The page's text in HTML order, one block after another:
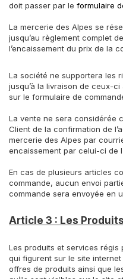
doit passer par le formulaire
La mercerie des Alpes se
jusqu’au règlement complet
l’encaissement du prix de la
La société ne supportera les
jusqu’à la livraison de ceux-
sur le formulaire de
La vente ne sera considérée
Client de la confirmation de
mercerie des Alpes par
encaissement par celui-ci de
En cas de plusieurs articles
commande, aucun envoi
commande sera envoyée en
Article 3 : Les Produits
Les produits et services régis
qui figurent sur le site internet
offres de produits ainsi que